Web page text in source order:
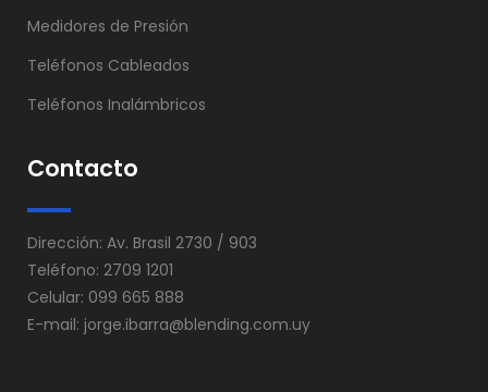
Medidores de Presión
Teléfonos Cableados
Teléfonos Inalámbricos
Contacto
Dirección: Av. Brasil 2730 / 903
Teléfono: 2709 1201
Celular: 099 665 888
E-mail: jorge.ibarra@blending.com.uy